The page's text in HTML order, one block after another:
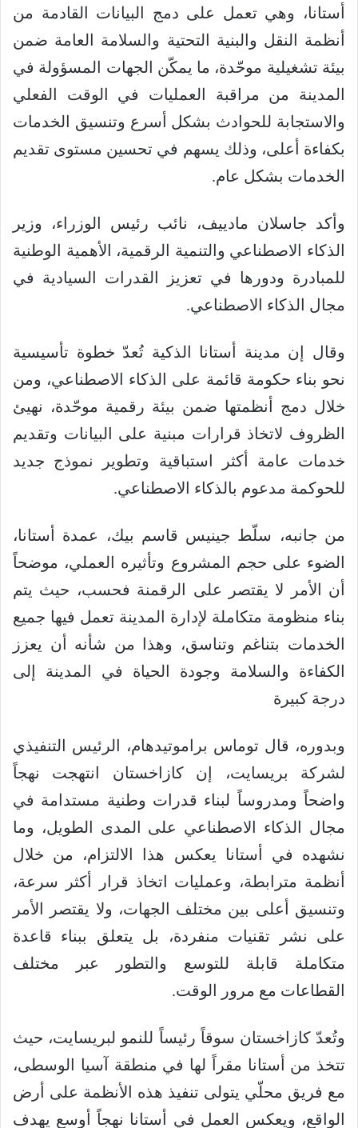
أستانا، وهي تعمل على دمج البيانات القادمة من
أنظمة النقل والبنية التحتية والسلامة العامة ضمن
بيئة تشغيلية موحّدة، ما يمكّن الجهات المسؤولة في
المدينة من مراقبة العمليات في الوقت الفعلي
والاستجابة للحوادث بشكل أسرع وتنسيق الخدمات
بكفاءة أعلى، وذلك يسهم في تحسين مستوى تقديم
الخدمات بشكل عام.
وأكد جاسلان مادييف، نائب رئيس الوزراء، وزير
الذكاء الاصطناعي والتنمية الرقمية، الأهمية الوطنية
للمبادرة ودورها في تعزيز القدرات السيادية في
مجال الذكاء الاصطناعي.
وقال إن مدينة أستانا الذكية تُعدّ خطوة تأسيسية
نحو بناء حكومة قائمة على الذكاء الاصطناعي، ومن
خلال دمج أنظمتها ضمن بيئة رقمية موحّدة، نهيئ
الظروف لاتخاذ قرارات مبنية على البيانات وتقديم
خدمات عامة أكثر استباقية وتطوير نموذج جديد
للحوكمة مدعوم بالذكاء الاصطناعي.
من جانبه، سلّط جينيس قاسم بيك، عمدة أستانا،
الضوء على حجم المشروع وتأثيره العملي، موضحاً
أن الأمر لا يقتصر على الرقمنة فحسب، حيث يتم
بناء منظومة متكاملة لإدارة المدينة تعمل فيها جميع
الخدمات بتناغم وتناسق، وهذا من شأنه أن يعزز
الكفاءة والسلامة وجودة الحياة في المدينة إلى
درجة كبيرة
وبدوره، قال توماس براموتيدهام، الرئيس التنفيذي
لشركة بريسايت، إن كازاخستان انتهجت نهجاً
واضحاً ومدروساً لبناء قدرات وطنية مستدامة في
مجال الذكاء الاصطناعي على المدى الطويل، وما
نشهده في أستانا يعكس هذا الالتزام، من خلال
أنظمة مترابطة، وعمليات اتخاذ قرار أكثر سرعة،
وتنسيق أعلى بين مختلف الجهات، ولا يقتصر الأمر
على نشر تقنيات منفردة، بل يتعلق ببناء قاعدة
متكاملة قابلة للتوسع والتطور عبر مختلف
القطاعات مع مرور الوقت.
وتُعدّ كازاخستان سوقاً رئيساً للنمو لبريسايت، حيث
تتخذ من أستانا مقراً لها في منطقة آسيا الوسطى،
مع فريق محلّي يتولى تنفيذ هذه الأنظمة على أرض
الواقع، ويعكس العمل في أستانا نهجاً أوسع يهدف